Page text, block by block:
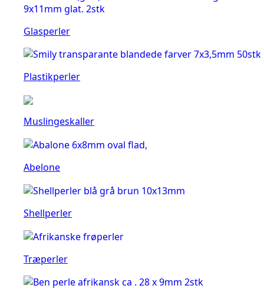
Glasperler
Plastikperler
Muslingeskaller
Abelone
Shellperler
Træperler